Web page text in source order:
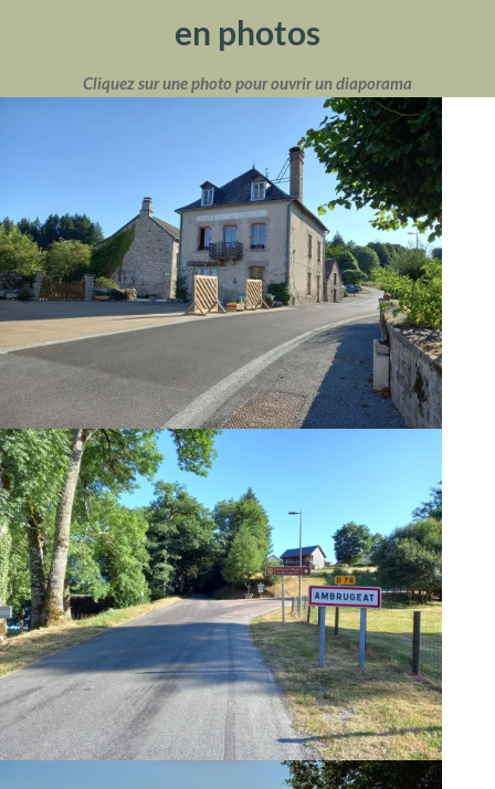
en photos
Cliquez sur une photo pour ouvrir un diaporama